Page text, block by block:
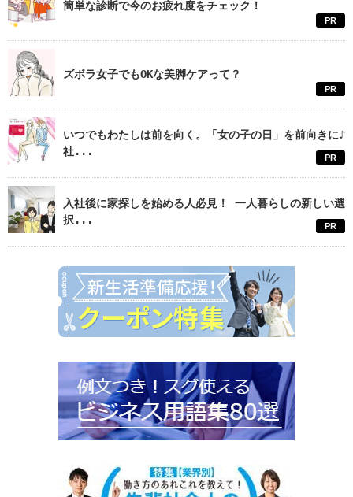
簡単な診断で今のお疲れ度をチェック！
PR
ズボラ女子でもOKな美脚ケアって？
PR
いつでもわたしは前を向く。「女の子の日」を前向きに♪
社...
PR
入社後に家探しを始める人必見！ 一人暮らしの新しい選
択...
PR